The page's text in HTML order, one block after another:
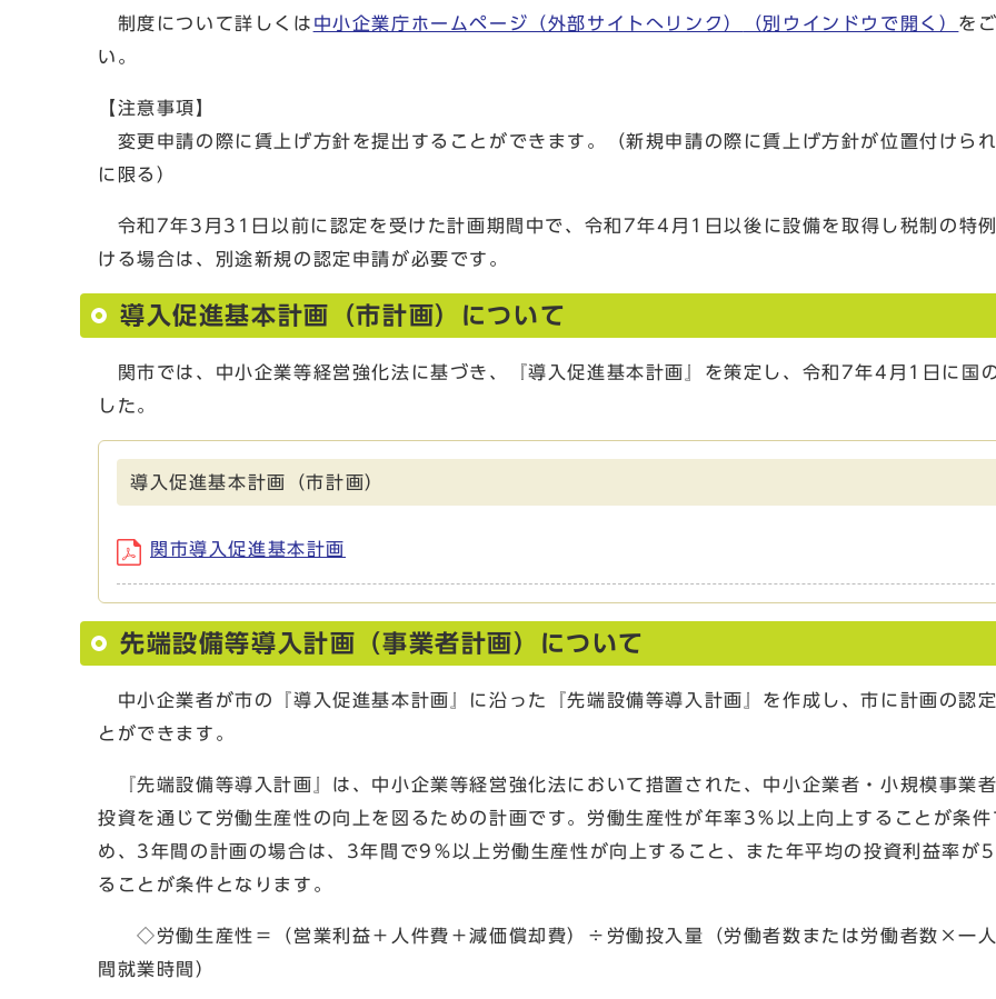
制度について詳しくは 中小企業庁ホームページ（外部サイトへリンク） （別ウインドウで開く） を
い。
【注意事項】
変更申請の際に賃上げ方針を提出することができます。（新規申請の際に賃上げ方針が位置付けら
に限る）
令和7年3月31日以前に認定を受けた計画期間中で、令和7年4月1日以後に設備を取得し税制の特
ける場合は、別途新規の認定申請が必要です。
導入促進基本計画（市計画）について
関市では、中小企業等経営強化法に基づき、『導入促進基本計画』を策定し、令和7年4月1日に国
した。
導入促進基本計画（市計画）
関市導入促進基本計画
先端設備等導入計画（事業者計画）について
中小企業者が市の『導入促進基本計画』に沿った『先端設備等導入計画』を作成し、市に計画の認
とができます。
『先端設備等導入計画』は、中小企業等経営強化法において措置された、中小企業者・小規模事業
投資を通じて労働生産性の向上を図るための計画です。労働生産性が年率3％以上向上することが条件
め、3年間の計画の場合は、3年間で9％以上労働生産性が向上すること、また年平均の投資利益率が
ることが条件となります。
◇労働生産性＝（営業利益＋人件費＋減価償却費）÷労働投入量（労働者数または労働者数×一人
間就業時間）